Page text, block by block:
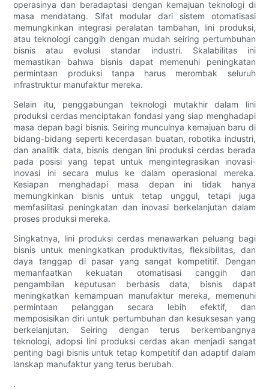
operasinya dan beradaptasi dengan kemajuan teknologi di
masa mendatang. Sifat modular dari sistem otomatisasi
memungkinkan integrasi peralatan tambahan, lini produksi,
atau teknologi canggih dengan mudah seiring pertumbuhan
bisnis atau evolusi standar industri. Skalabilitas ini
memastikan bahwa bisnis dapat memenuhi peningkatan
permintaan produksi tanpa harus merombak seluruh
infrastruktur manufaktur mereka.
Selain itu, penggabungan teknologi mutakhir dalam lini
produksi cerdas menciptakan fondasi yang siap menghadapi
masa depan bagi bisnis. Seiring munculnya kemajuan baru di
bidang-bidang seperti kecerdasan buatan, robotika industri,
dan analitik data, bisnis dengan lini produksi cerdas berada
pada posisi yang tepat untuk mengintegrasikan inovasi-
inovasi ini secara mulus ke dalam operasional mereka.
Kesiapan menghadapi masa depan ini tidak hanya
memungkinkan bisnis untuk tetap unggul, tetapi juga
memfasilitasi peningkatan dan inovasi berkelanjutan dalam
proses produksi mereka.
Singkatnya, lini produksi cerdas menawarkan peluang bagi
bisnis untuk meningkatkan produktivitas, fleksibilitas, dan
daya tanggap di pasar yang sangat kompetitif. Dengan
memanfaatkan kekuatan otomatisasi canggih dan
pengambilan keputusan berbasis data, bisnis dapat
meningkatkan kemampuan manufaktur mereka, memenuhi
permintaan pelanggan secara lebih efektif, dan
memposisikan diri untuk pertumbuhan dan kesuksesan yang
berkelanjutan. Seiring dengan terus berkembangnya
teknologi, adopsi lini produksi cerdas akan menjadi sangat
penting bagi bisnis untuk tetap kompetitif dan adaptif dalam
lanskap manufaktur yang terus berubah.
.